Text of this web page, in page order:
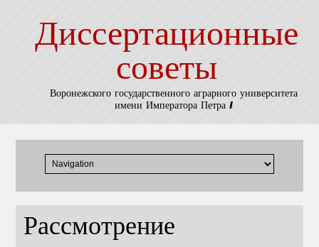
Диссертационные
советы
Воронежского государственного аграрного университета
имени Императора Петра I
Рассмотрение